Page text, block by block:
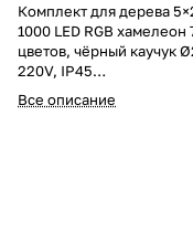
Комплект для дерева
1000 LED RGB хамелеон
цветов, чёрный каучук
220V, IP45
Профессиональный
клип-лайт «спайдер» для
Все описание